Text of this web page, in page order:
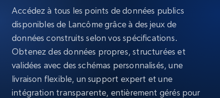
Accédez à tous les points de données publics
disponibles de Lancôme grâce à des jeux de
données construits selon vos spécifications.
Obtenez des données propres, structurées et
validées avec des schémas personnalisés, une
livraison flexible, un support expert et une
intégration transparente, entièrement gérés pour